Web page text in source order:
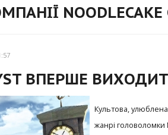
NOODLECAKE
ВПЕРШЕ
Культова,
жанрі головоломки